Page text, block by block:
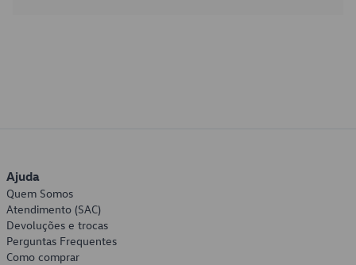
Ajuda
Quem Somos
Atendimento (SAC)
Devoluções e trocas
Perguntas Frequentes
Como comprar